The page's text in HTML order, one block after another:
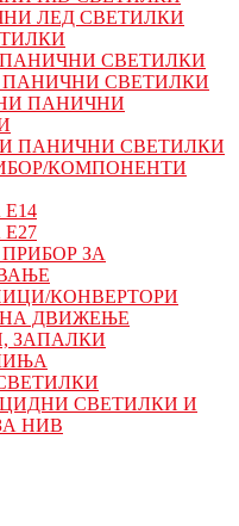
ЛЕД СВЕТИЛКИ
СВЕТИЛКИ
СВЕТИЛКИ
ПАНИЧНИ
ПАНИЧНИ СВЕТИЛКИ
КОМПОНЕНТИ
ЗА
КОНВЕРТОРИ
ДВИЖЕЊЕ
ЗАПАЛКИ
СВЕТИЛКИ И
НИВ